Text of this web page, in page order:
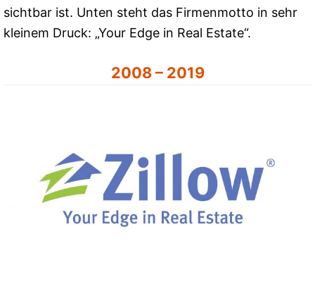
sichtbar ist. Unten steht das Firmenmotto in sehr
kleinem Druck: „Your Edge in Real Estate“.
2008 – 2019